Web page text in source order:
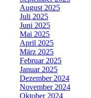
August 2025
Juli 2025
Juni 2025
Mai 2025
April 2025
März 2025
Februar 2025
Januar 2025
Dezember 2024
November 2024
Oktober 2024